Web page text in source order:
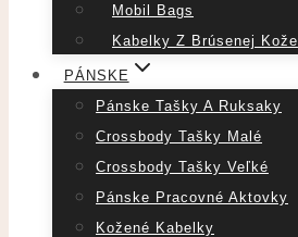
Mobil Bags
Kabelky Z Brúsenej Kože
PÁNSKE
Pánske Tašky A Ruksaky
Crossbody Tašky Malé
Crossbody Tašky Veľké
Pánske Pracovné Aktovky
Kožené Kabelky